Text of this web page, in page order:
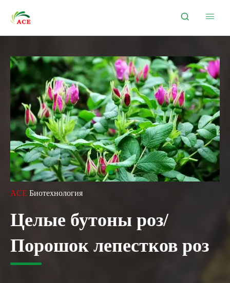
 
ACE Биотехнология
Целые бутоны роз/
Порошок лепестков роз